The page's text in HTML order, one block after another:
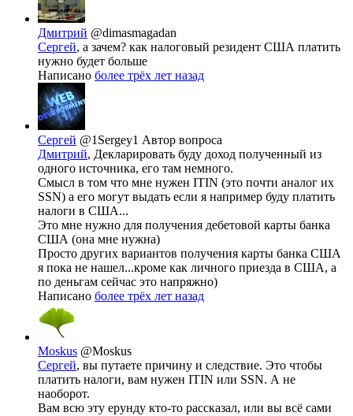
Дмитрий @dimasmagadan
Сергей, а зачем? как налоговый резидент США платить
нужно будет больше
Написано более трёх лет назад
Сергей @1Sergey1 Автор вопроса
Дмитрий, Декларировать буду доход полученный из
одного источника, его там немного.
Смысл в том что мне нужен ITIN (это почти аналог их
SSN) а его могут выдать если я например буду платить
налоги в США...
Это мне нужно для получения дебетовой карты банка
США (она мне нужна)
Просто других вариантов получения карты банка США
я пока не нашел...кроме как личного приезда в США, а
по деньгам сейчас это напряжно)
Написано более трёх лет назад
Moskus @Moskus
Сергей, вы путаете причину и следствие. Это чтобы
платить налоги, вам нужен ITIN или SSN. А не
наоборот.
Вам всю эту ерунду кто-то рассказал, или вы всё сами